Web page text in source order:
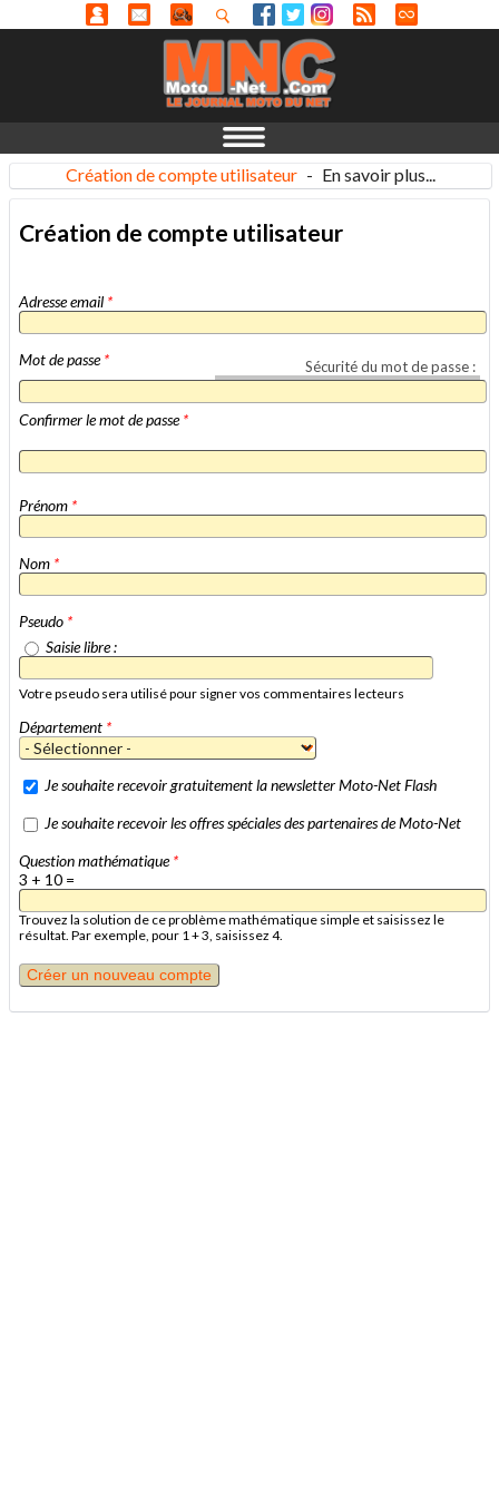
Création de compte utilisateur - En savoir plus...
Création de compte utilisateur
Adresse email *
Sécurité du mot de passe :
Mot de passe*
Confirmer le mot de passe*
Prénom *
Nom *
Pseudo *
Saisie libre :
Votre pseudo sera utilisé pour signer vos commentaires lecteurs
Département *
Je souhaite recevoir gratuitement la newsletter Moto-Net Flash
Je souhaite recevoir les offres spéciales des partenaires de Moto-Net
Question mathématique*
3 + 10 =
Trouvez la solution de ce problème mathématique simple et saisissez le
résultat. Par exemple, pour 1 + 3, saisissez 4.